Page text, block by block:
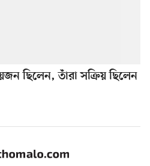
ছিলেন, তাঁরা সক্রিয় ছিলেন